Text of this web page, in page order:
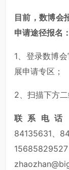
目前，数博会
申请途径报名：
1、登录数博
展申请专区；
2、扫描下方二
联系电话
84135631、